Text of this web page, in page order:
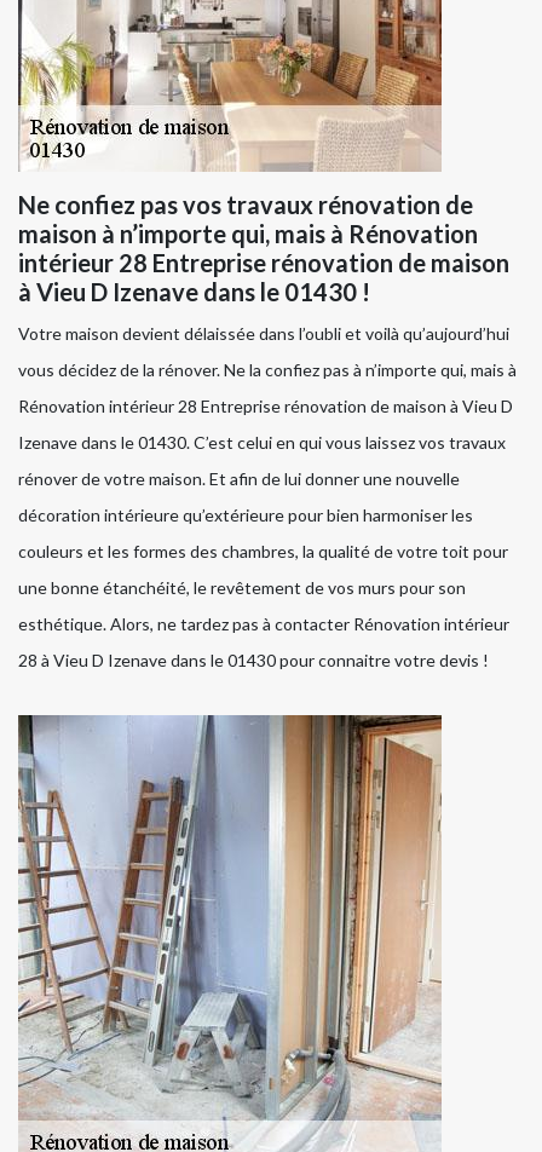
Ne confiez pas vos travaux rénovation de
maison à n’importe qui, mais à Rénovation
intérieur 28 Entreprise rénovation de maison
à Vieu D Izenave dans le 01430 !
Votre maison devient délaissée dans l’oubli et voilà qu’aujourd’hui
vous décidez de la rénover. Ne la confiez pas à n’importe qui, mais à
Rénovation intérieur 28 Entreprise rénovation de maison à Vieu D
Izenave dans le 01430. C’est celui en qui vous laissez vos travaux
rénover de votre maison. Et afin de lui donner une nouvelle
décoration intérieure qu’extérieure pour bien harmoniser les
couleurs et les formes des chambres, la qualité de votre toit pour
une bonne étanchéité, le revêtement de vos murs pour son
esthétique. Alors, ne tardez pas à contacter Rénovation intérieur
28 à Vieu D Izenave dans le 01430 pour connaitre votre devis !